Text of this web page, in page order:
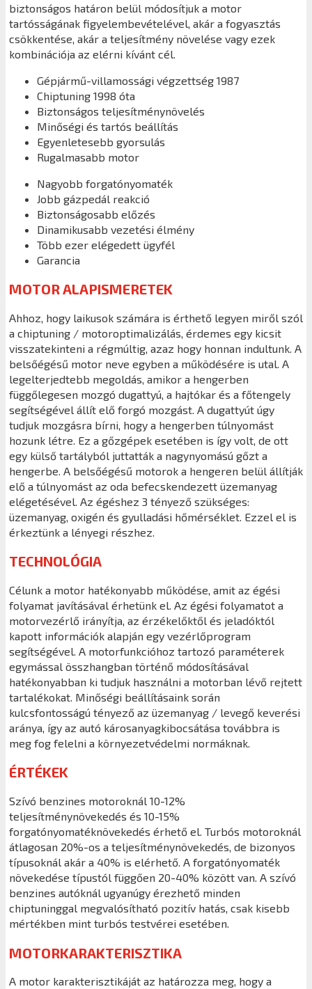
biztonságos határon belül módosítjuk a motor
tartósságának figyelembevételével, akár a fogyasztás
csökkentése, akár a teljesítmény növelése vagy ezek
kombinációja az elérni kívánt cél.
Gépjármű-villamossági végzettség 1987
Chiptuning 1998 óta
Biztonságos teljesítménynövelés
Minőségi és tartós beállítás
Egyenletesebb gyorsulás
Rugalmasabb motor
Nagyobb forgatónyomaték
Jobb gázpedál reakció
Biztonságosabb előzés
Dinamikusabb vezetési élmény
Több ezer elégedett ügyfél
Garancia
MOTOR ALAPISMERETEK
Ahhoz, hogy laikusok számára is érthető legyen miről szól
a chiptuning / motoroptimalizálás, érdemes egy kicsit
visszatekinteni a régmúltig, azaz hogy honnan indultunk. A
belsőégésű motor neve egyben a működésére is utal. A
legelterjedtebb megoldás, amikor a hengerben
függőlegesen mozgó dugattyú, a hajtókar és a főtengely
segítségével állít elő forgó mozgást. A dugattyút úgy
tudjuk mozgásra bírni, hogy a hengerben túlnyomást
hozunk létre. Ez a gőzgépek esetében is így volt, de ott
egy külső tartályból juttatták a nagynyomású gőzt a
hengerbe. A belsőégésű motorok a hengeren belül állítják
elő a túlnyomást az oda befecskendezett üzemanyag
elégetésével. Az égéshez 3 tényező szükséges:
üzemanyag, oxigén és gyulladási hőmérséklet. Ezzel el is
érkeztünk a lényegi részhez.
TECHNOLÓGIA
Célunk a motor hatékonyabb működése, amit az égési
folyamat javításával érhetünk el. Az égési folyamatot a
motorvezérlő irányítja, az érzékelőktől és jeladóktól
kapott információk alapján egy vezérlőprogram
segítségével. A motorfunkcióhoz tartozó paraméterek
egymással összhangban történő módosításával
hatékonyabban ki tudjuk használni a motorban lévő rejtett
tartalékokat. Minőségi beállításaink során
kulcsfontosságú tényező az üzemanyag / levegő keverési
aránya, így az autó károsanyagkibocsátása továbbra is
meg fog felelni a környezetvédelmi normáknak.
ÉRTÉKEK
Szívó benzines motoroknál 10-12%
teljesítménynövekedés és 10-15%
forgatónyomatéknövekedés érhető el. Turbós motoroknál
átlagosan 20%-os a teljesítménynövekedés, de bizonyos
típusoknál akár a 40% is elérhető. A forgatónyomaték
növekedése típustól függően 20-40% között van. A szívó
benzines autóknál ugyanúgy érezhető minden
chiptuninggal megvalósítható pozitív hatás, csak kisebb
mértékben mint turbós testvérei esetében.
MOTORKARAKTERISZTIKA
A motor karakterisztikáját az határozza meg, hogy a